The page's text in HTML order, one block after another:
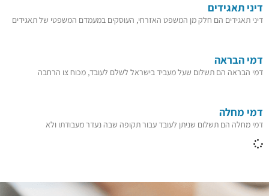
דיני תאגידים
דיני תאגידים הם חלק מן המשפט האזרחי, העוסקים במעמדם המשפטי של תאגידים
דמי הבראה
דמי הבראה הם תשלום שעל מעביד בישראל לשלם לעובד, מכוח צו הרחבה
דמי מחלה
דמי מחלה הם תשלום שניתן לעובד עבור תקופה שבה נעדר מעבודתו ולא